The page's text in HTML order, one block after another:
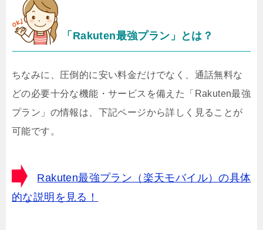
「Rakuten最強プラン」とは？
ちなみに、圧倒的に安い料金だけでなく、通話無料な
どの必要十分な機能・サービスを備えた「Rakuten最強
プラン」の情報は、下記ページから詳しく見ることが
可能です。
Rakuten最強プラン（楽天モバイル）の具体
的な説明を見る！